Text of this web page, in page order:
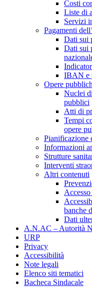
Costi
Liste di
Servizi
Pagamenti
Dati sui
Dati sui
IBAN e
Opere
Nuclei
pubblici
Atti di
Tempi
opere
Pianificazione
Informazioni
Strutture
Interventi
Altri contenuti
banche
Dati
A.N.AC – Autorità
URP
Privacy
Accessibilità
Note legali
Elenco siti tematici
Bacheca Sindacale